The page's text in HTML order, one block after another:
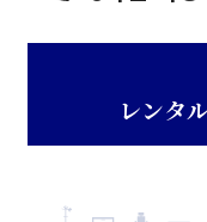
レンタ